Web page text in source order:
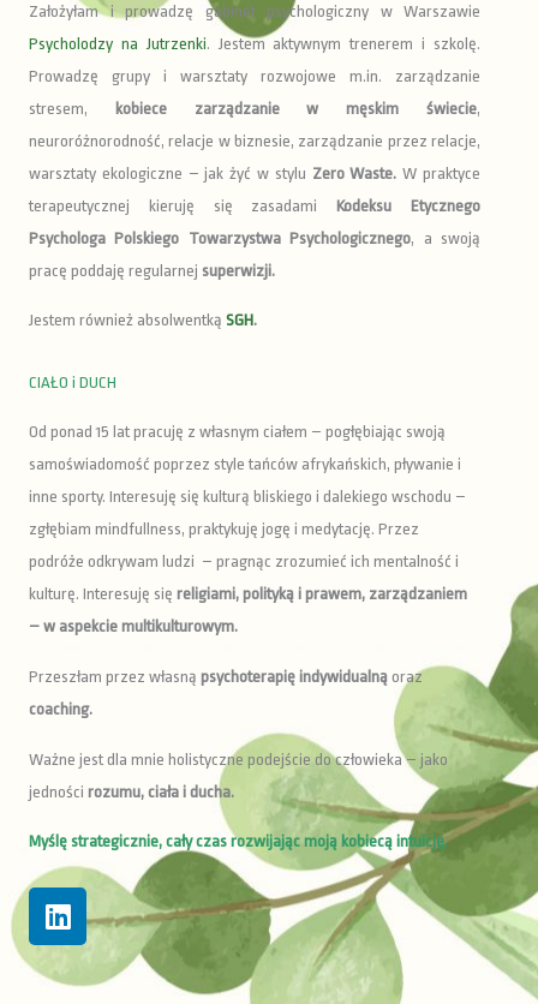
Założyłam i prowadzę gabinet psychologiczny w Warszawie
Psycholodzy na Jutrzenki. Jestem aktywnym trenerem i szkolę.
Prowadzę grupy i warsztaty rozwojowe m.in. zarządzanie
stresem, kobiece zarządzanie w męskim świecie,
neuroróżnorodność, relacje w biznesie, zarządzanie przez relacje,
warsztaty ekologiczne – jak żyć w stylu Zero Waste. W praktyce
terapeutycznej kieruję się zasadamiKodeksu Etycznego
Psychologa Polskiego Towarzystwa Psychologicznego, a swoją
pracę poddaję regularnej superwizji.
Jestem również absolwentką SGH.
CIAŁO i DUCH
Od ponad 15 lat pracuję z własnym ciałem – pogłębiając swoją
samoświadomość poprzez style tańców afrykańskich, pływanie i
inne sporty. Interesuję się kulturą bliskiego i dalekiego wschodu –
zgłębiam mindfullness, praktykuję jogę i medytację. Przez
podróże odkrywam ludzi – pragnąc zrozumieć ich mentalność i
kulturę. Interesuję się religiami, polityką i prawem, zarządzaniem
– w aspekcie multikulturowym.
Przeszłam przez własną psychoterapię indywidualną oraz
coaching.
Ważne jest dla mnie holistyczne podejście do człowieka – jako
jedności rozumu, ciała i ducha.
Myślę strategicznie, cały czas rozwijając moją kobiecą intuicję.
L
i
k